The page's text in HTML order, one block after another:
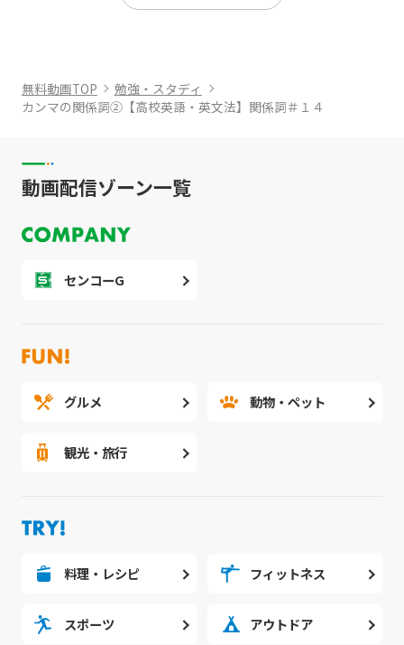
#カンマの関係詞
無料動画TOP
勉強・スタディ
カンマの関係詞②【高校英語・英文法】関係詞＃１４
動画配信ゾーン一覧
センコーG
グルメ 動物・ペット
観光・旅行
料理・レシピ フィットネス
スポーツ アウトドア